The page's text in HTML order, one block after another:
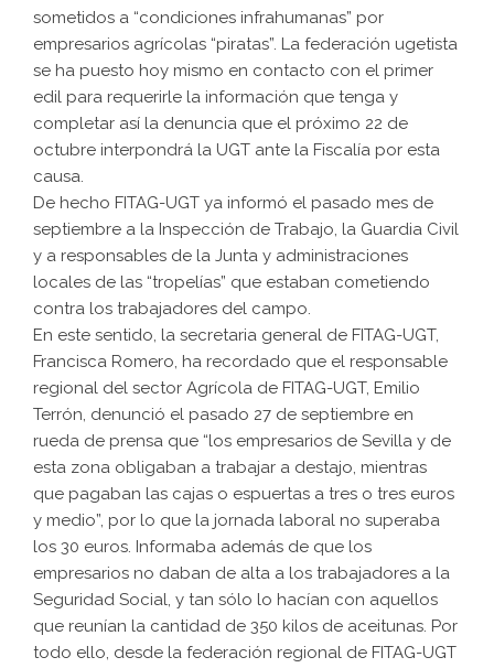
sometidos a “condiciones infrahumanas” por
empresarios agrícolas “piratas”. La federación ugetista
se ha puesto hoy mismo en contacto con el primer
edil para requerirle la información que tenga y
completar así la denuncia que el próximo 22 de
octubre interpondrá la UGT ante la Fiscalía por esta
causa.
De hecho FITAG-UGT ya informó el pasado mes de
septiembre a la Inspección de Trabajo, la Guardia Civil
y a responsables de la Junta y administraciones
locales de las “tropelías” que estaban cometiendo
contra los trabajadores del campo.
En este sentido, la secretaria general de FITAG-UGT,
Francisca Romero, ha recordado que el responsable
regional del sector Agrícola de FITAG-UGT, Emilio
Terrón, denunció el pasado 27 de septiembre en
rueda de prensa que “los empresarios de Sevilla y de
esta zona obligaban a trabajar a destajo, mientras
que pagaban las cajas o espuertas a tres o tres euros
y medio”, por lo que la jornada laboral no superaba
los 30 euros. Informaba además de que los
empresarios no daban de alta a los trabajadores a la
Seguridad Social, y tan sólo lo hacían con aquellos
que reunían la cantidad de 350 kilos de aceitunas. Por
todo ello, desde la federación regional de FITAG-UGT